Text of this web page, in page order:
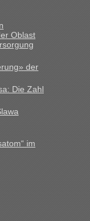
Oblast
der
Die Zahl
im